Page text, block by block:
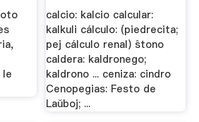
le
calcio: kalcio calcular:
kalkuli cálculo: (piedrecita;
pej cálculo renal) ŝtono
caldera: kaldronego;
kaldrono ... ceniza: cindro
Cenopegias: Festo de
Laŭboj; ...